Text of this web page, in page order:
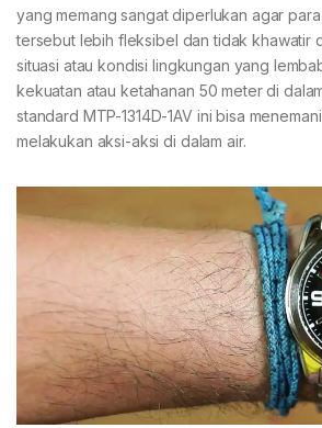
yang memang sangat diperlukan agar
tersebut lebih fleksibel dan tidak khawatir
situasi atau kondisi lingkungan yang
kekuatan atau ketahanan 50 meter di
standard MTP-1314D-1AV ini bisa
melakukan aksi-aksi di dalam air.